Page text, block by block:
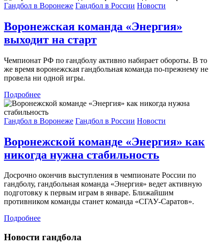
Гандбол в Воронеже Гандбол в России Новости
Воронежская команда «Энергия»
выходит на старт
Чемпионат РФ по гандболу активно набирает обороты. В то
же время воронежская гандбольная команда по-прежнему не
провела ни одной игры.
Подробнее
Гандбол в Воронеже Гандбол в России Новости
Воронежской команде «Энергия» как
никогда нужна стабильность
Досрочно окончив выступления в чемпионате России по
гандболу, гандбольная команда «Энергия» ведет активную
подготовку к первым играм в январе. Ближайшим
противником команды станет команда «СГАУ-Саратов».
Подробнее
Новости гандбола